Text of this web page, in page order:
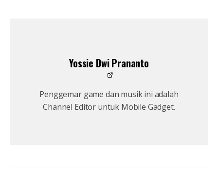
Yossie Dwi Prananto
Penggemar game dan musik ini adalah
Channel Editor untuk Mobile Gadget.